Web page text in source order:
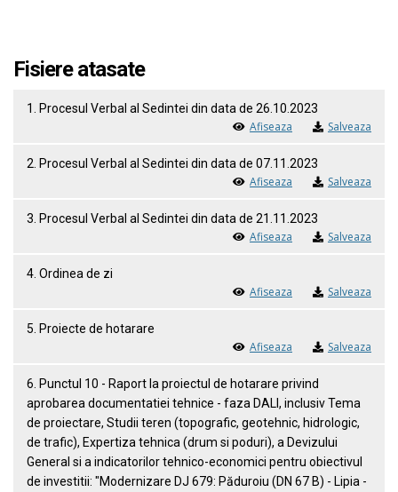
Fisiere atasate
1. Procesul Verbal al Sedintei din data de 26.10.2023
Afiseaza Salveaza
2. Procesul Verbal al Sedintei din data de 07.11.2023
Afiseaza Salveaza
3. Procesul Verbal al Sedintei din data de 21.11.2023
Afiseaza Salveaza
4. Ordinea de zi
Afiseaza Salveaza
5. Proiecte de hotarare
Afiseaza Salveaza
6. Punctul 10 - Raport la proiectul de hotarare privind
aprobarea documentatiei tehnice - faza DALI, inclusiv Tema
de proiectare, Studii teren (topografic, geotehnic, hidrologic,
de trafic), Expertiza tehnica (drum si poduri), a Devizului
General si a indicatorilor tehnico-economici pentru obiectivul
de investitii: "Modernizare DJ 679: Păduroiu (DN 67 B) - Lipia -